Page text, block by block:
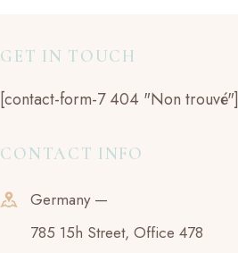
GET IN TOUCH
[contact-form-7 404 "Non trouvé"]
CONTACT INFO
Germany —
785 15h Street, Office 478